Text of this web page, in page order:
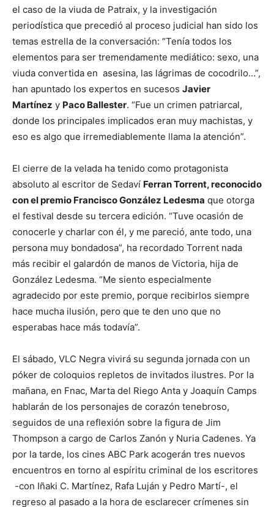
el caso de la viuda de Patraix, y la investigación
periodística que precedió al proceso judicial han sido los
temas estrella de la conversación: “Tenía todos los
elementos para ser tremendamente mediático: sexo, una
viuda convertida en asesina, las lágrimas de cocodrilo…”,
han apuntado los expertos en sucesos Javier
Martínez y Paco Ballester. “Fue un crimen patriarcal,
donde los principales implicados eran muy machistas, y
eso es algo que irremediablemente llama la atención”.
El cierre de la velada ha tenido como protagonista
absoluto al escritor de Sedaví Ferran Torrent, reconocido
con el premio Francisco González Ledesma que otorga
el festival desde su tercera edición. “Tuve ocasión de
conocerle y charlar con él, y me pareció, ante todo, una
persona muy bondadosa”, ha recordado Torrent nada
más recibir el galardón de manos de Victoria, hija de
González Ledesma. “Me siento especialmente
agradecido por este premio, porque recibirlos siempre
hace mucha ilusión, pero que te den uno que no
esperabas hace más todavía”.
El sábado, VLC Negra vivirá su segunda jornada con un
póker de coloquios repletos de invitados ilustres. Por la
mañana, en Fnac, Marta del Riego Anta y Joaquín Camps
hablarán de los personajes de corazón tenebroso,
seguidos de una reflexión sobre la figura de Jim
Thompson a cargo de Carlos Zanón y Nuria Cadenes. Ya
por la tarde, los cines ABC Park acogerán tres nuevos
encuentros en torno al espíritu criminal de los escritores
-con Iñaki C. Martínez, Rafa Luján y Pedro Martí-, el
regreso al pasado a la hora de esclarecer crímenes sin